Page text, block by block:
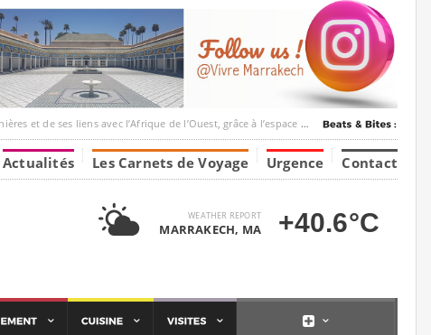
avec l’Afrique de l’Ouest, grâce à l’espace Marrakesh-Tumbuktu.
Actualités Les Carnets de Voyage Urgence Contact
WEATHER REPORT
MARRAKECH, MA +40.6°C